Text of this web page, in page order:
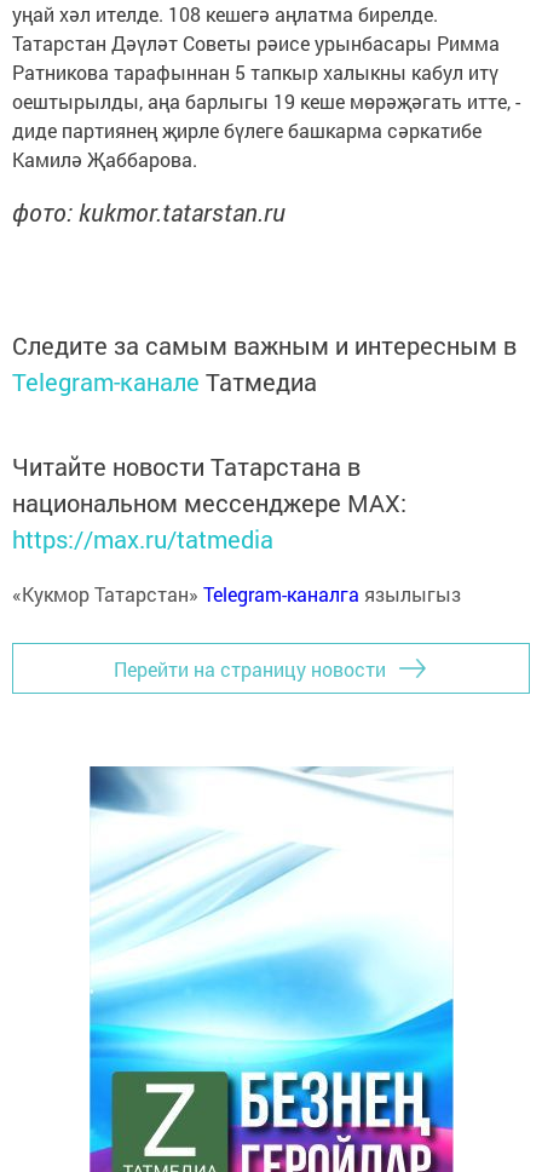
уңай хәл ителде. 108 кешегә аңлатма бирелде.
Татарстан Дәүләт Советы рәисе урынбасары Римма
Ратникова тарафыннан 5 тапкыр халыкны кабул итү
оештырылды, аңа барлыгы 19 кеше мөрәҗәгать итте, -
диде партиянең җирле бүлеге башкарма сәркатибе
Камилә Җаббарова.
фото: kukmor.tatarstan.ru
Следите за самым важным и интересным в
Telegram-канале Татмедиа
Читайте новости Татарстана в
национальном мессенджере MАХ:
https://max.ru/tatmedia
«Кукмор Татарстан» Telegram-каналга язылыгыз
Перейти на страницу новости